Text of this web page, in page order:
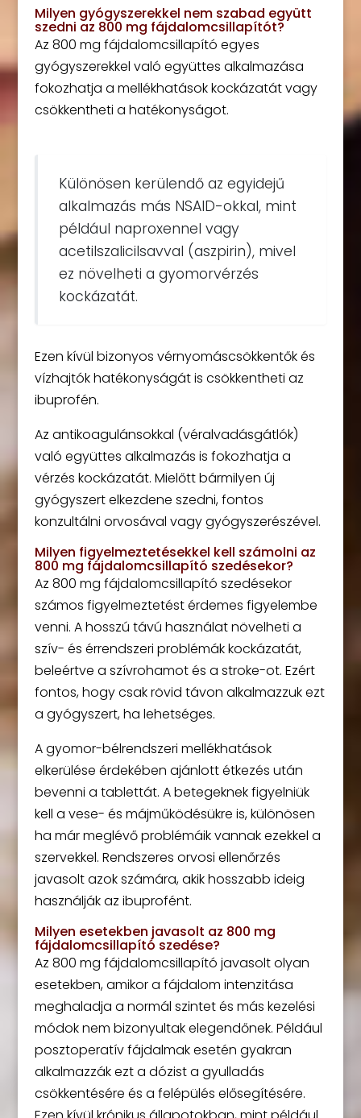
Milyen gyógyszerekkel nem szabad együtt
szedni az 800 mg fájdalomcsillapítót?
Az 800 mg fájdalomcsillapító egyes
gyógyszerekkel való együttes alkalmazása
fokozhatja a mellékhatások kockázatát vagy
csökkentheti a hatékonyságot.
Különösen kerülendő az egyidejű
alkalmazás más NSAID-okkal, mint
például naproxennel vagy
acetilszalicilsavval (aszpirin), mivel
ez növelheti a gyomorvérzés
kockázatát.
Ezen kívül bizonyos vérnyomáscsökkentők és
vízhajtók hatékonyságát is csökkentheti az
ibuprofén.
Az antikoagulánsokkal (véralvadásgátlók)
való együttes alkalmazás is fokozhatja a
vérzés kockázatát. Mielőtt bármilyen új
gyógyszert elkezdene szedni, fontos
konzultálni orvosával vagy gyógyszerészével.
Milyen figyelmeztetésekkel kell számolni az
800 mg fájdalomcsillapító szedésekor?
Az 800 mg fájdalomcsillapító szedésekor
számos figyelmeztetést érdemes figyelembe
venni. A hosszú távú használat növelheti a
szív- és érrendszeri problémák kockázatát,
beleértve a szívrohamot és a stroke-ot. Ezért
fontos, hogy csak rövid távon alkalmazzuk ezt
a gyógyszert, ha lehetséges.
A gyomor-bélrendszeri mellékhatások
elkerülése érdekében ajánlott étkezés után
bevenni a tablettát. A betegeknek figyelniük
kell a vese- és májműködésükre is, különösen
ha már meglévő problémáik vannak ezekkel a
szervekkel. Rendszeres orvosi ellenőrzés
javasolt azok számára, akik hosszabb ideig
használják az ibuprofént.
Milyen esetekben javasolt az 800 mg
fájdalomcsillapító szedése?
Az 800 mg fájdalomcsillapító javasolt olyan
esetekben, amikor a fájdalom intenzitása
meghaladja a normál szintet és más kezelési
módok nem bizonyultak elegendőnek. Például
posztoperatív fájdalmak esetén gyakran
alkalmazzák ezt a dózist a gyulladás
csökkentésére és a felépülés elősegítésére.